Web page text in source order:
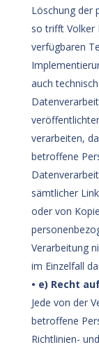
Löschung der
so trifft Volker
verfügbaren
auch
verarbeiten,
betroffene
sämtlicher
oder von
Verarbeitung
im Einzelfall
• e) Recht
Jede von der
betroffene
Richtlinien-